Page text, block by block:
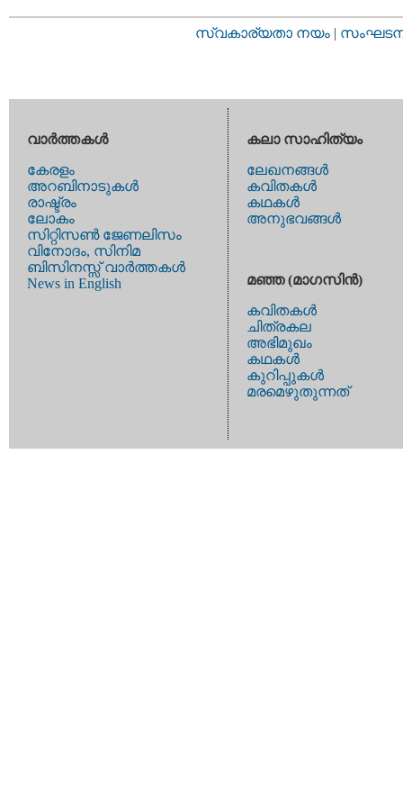
സ്വകാര്യതാ നയം |
വാര്‍ത്തകള്‍
കേരളം
അറബിനാടുകള്‍
രാഷ്ട്രം
ലോകം
സിറ്റിസണ്‍ ജേണലിസം
വിനോദം, സിനിമ
ബിസിനസ്സ് വാര്‍ത്തകള്‍
News in English
കലാ സാഹിത്യം
ലേഖനങ്ങള്‍
കവിതകള്‍
കഥകള്‍
അനുഭവങ്ങള്‍
മഞ്ഞ (മാഗസിന്‍)
കവിതകള്‍
ചിത്രകല
അഭിമുഖം
കഥകള്‍
കുറിപ്പുകള്‍
മരമെഴുതുന്നത്